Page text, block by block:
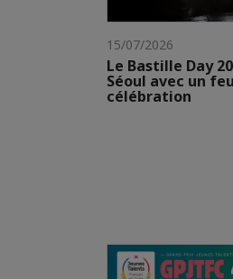
15/07/2026
Le Bastille Day
Séoul avec un
célébration